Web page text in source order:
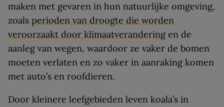
maken met gevaren in hun natuurlijke omgeving,
zoals perioden van droogte die worden
veroorzaakt door klimaatverandering en de
aanleg van wegen, waardoor ze vaker de bomen
moeten verlaten en zo vaker in aanraking komen
met auto’s en roofdieren.
Door kleinere leefgebieden leven koala’s in